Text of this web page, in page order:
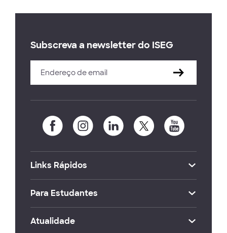
Subscreva a newsletter do ISEG
Links Rápidos
Para Estudantes
Atualidade